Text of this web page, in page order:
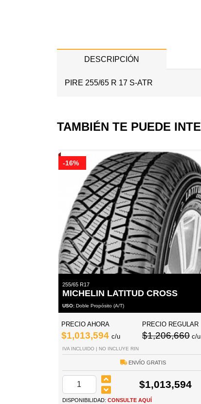
DESCRIPCIÓN
PIRE 255/65 R 17 S-ATR
TAMBIÉN TE PUEDE
-16%
255/65 R17
MICHELIN LATITUD CROSS
USO: Doble Propósito (A/T)
PRECIO AHORA
$1,013,594 c/u
PRECIO REGULAR
$1,206,660 c/u
IVA INCLUIDO | NO INCLUYE RIN
ENVÍO GRATIS
$1,013,594
DISPONIBILIDAD: CONSULTE AQUÍ